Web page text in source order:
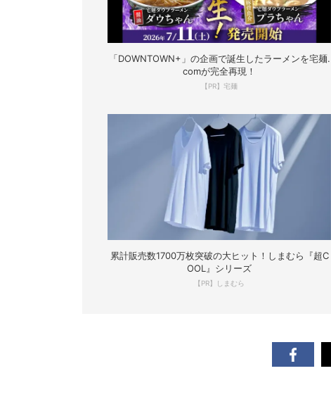
「DOWNTOWN+」の企画で誕生したラーメンを宅麺.
comが完全再現！
【PR】宅麺
累計販売数1700万枚突破の大ヒット！しまむら『超C
OOL』シリーズ
【PR】しまむら